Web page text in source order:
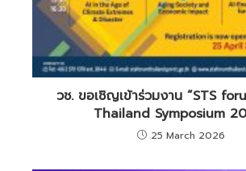
วช. ขอเชิญเข้าร่วมงาน “STS
Thailand Symposium
25 March 2026